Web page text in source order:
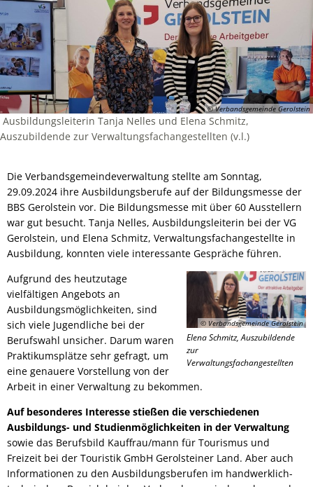
© Verbandsgemeinde Gerolstein
Ausbildungsleiterin Tanja Nelles und Elena Schmitz,
Auszubildende zur Verwaltungsfachangestellten (v.l.)
Die Verbandsgemeindeverwaltung stellte am Sonntag,
29.09.2024 ihre Ausbildungsberufe auf der Bildungsmesse der
BBS Gerolstein vor. Die Bildungsmesse mit über 60 Ausstellern
war gut besucht. Tanja Nelles, Ausbildungsleiterin bei der VG
Gerolstein, und Elena Schmitz, Verwaltungsfachangestellte in
Ausbildung, konnten viele interessante Gespräche führen.
© Verbandsgemeinde Gerolstein
Elena Schmitz, Auszubildende
zur
Verwaltungsfachangestellten
Aufgrund des heutzutage
vielfältigen Angebots an
Ausbildungsmöglichkeiten, sind
sich viele Jugendliche bei der
Berufswahl unsicher. Darum waren
Praktikumsplätze sehr gefragt, um
eine genauere Vorstellung von der
Arbeit in einer Verwaltung zu bekommen.
Auf besonderes Interesse stießen die verschiedenen
Ausbildungs- und Studienmöglichkeiten in der Verwaltung
sowie das Berufsbild Kauffrau/mann für Tourismus und
Freizeit bei der Touristik GmbH Gerolsteiner Land. Aber auch
Informationen zu den Ausbildungsberufen im handwerklich-